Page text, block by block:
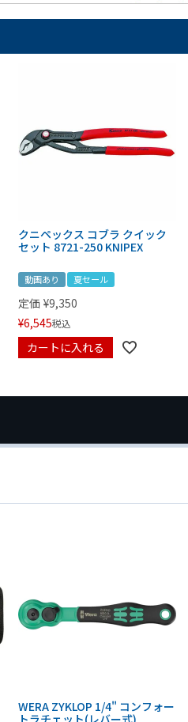
クニペックス コブラ クイック
セット 8721-250 KNIPEX
動画あり 夏セール
定価 ¥9,350
¥6,545税込
カートに入れる
WERA ZYKLOP 1/4" コンフォー
トラチェット(レバー式)